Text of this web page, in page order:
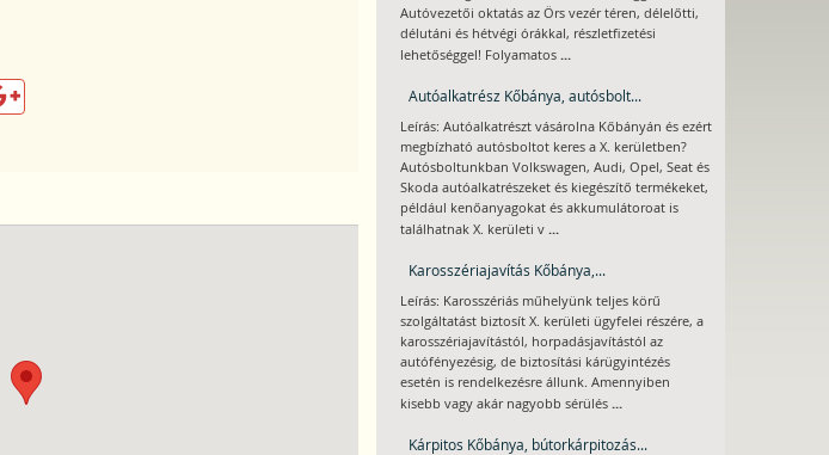
Autóvezetői oktatás az Örs vezér téren, délelőtti,
délutáni és hétvégi órákkal, részletfizetési
lehetőséggel! Folyamatos ...
Autóalkatrész Kőbánya, autósbolt...
Leírás: Autóalkatrészt vásárolna Kőbányán és ezért
megbízható autósboltot keres a X. kerületben?
Autósboltunkban Volkswagen, Audi, Opel, Seat és
Skoda autóalkatrészeket és kiegészítő termékeket,
például kenőanyagokat és akkumulátoroat is
találhatnak X. kerületi v ...
Karosszériajavítás Kőbánya,...
Leírás: Karosszériás műhelyünk teljes körű
szolgáltatást biztosít X. kerületi ügyfelei részére, a
karosszériajavítástól, horpadásjavítástól az
autófényezésig, de biztosítási kárügyintézés
esetén is rendelkezésre állunk. Amennyiben
kisebb vagy akár nagyobb sérülés ...
Kárpitos Kőbánya, bútorkárpitozás...